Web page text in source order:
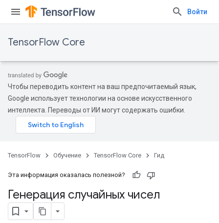
Войти
TensorFlow Core
Чтобы переводить контент на ваш предпочитаемый язык,
Google использует технологии на основе искусственного
интеллекта. Переводы от ИИ могут содержать ошибки.
TensorFlow Обучение TensorFlow Core Гид
Эта информация оказалась полезной?
Генерация случайных чисел